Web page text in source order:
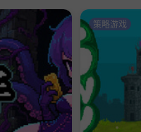
策略游戏